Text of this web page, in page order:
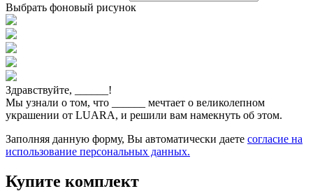
Выбрать фоновый рисунок
Здравствуйте,
!
Мы узнали о том, что
мечтает о великолепном
украшении от LUARA, и решили вам намекнуть об этом.
Заполняя данную форму, Вы автоматически даете согласие на
использование персональных данных.
Купите комплект